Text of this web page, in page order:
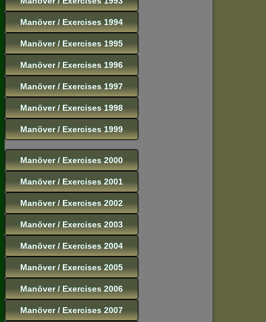
Manöver / Exercises 1994
Manöver / Exercises 1995
Manöver / Exercises 1996
Manöver / Exercises 1997
Manöver / Exercises 1998
Manöver / Exercises 1999
Manöver / Exercises 2000
Manöver / Exercises 2001
Manöver / Exercises 2002
Manöver / Exercises 2003
Manöver / Exercises 2004
Manöver / Exercises 2005
Manöver / Exercises 2006
Manöver / Exercises 2007